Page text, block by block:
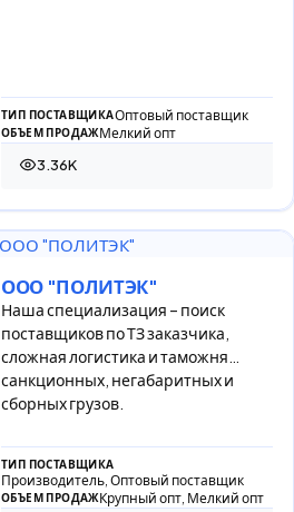
ТИП ПОСТАВЩИКАОптовый поставщик
ОБЪЕМ ПРОДАЖМелкий опт
3.36K
3 360 просмотров
ООО "ПОЛИТЭК"
Наша специализация – поиск
поставщиков по ТЗ заказчика,
сложная логистика и таможня
санкционных, негабаритных и
сборных грузов.
ТИП ПОСТАВЩИКА
Производитель, Оптовый поставщик
ОБЪЕМ ПРОДАЖКрупный опт, Мелкий опт